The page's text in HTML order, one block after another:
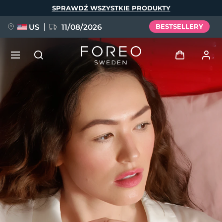
SPRAWDŹ WSZYSTKIE PRODUKTY
US 11/08/2026 BESTSELLERY
Zaloguj
Profil użytkownika
Moje urządzenia
Moje zamówienia
Moje adresy
Moje subskrypcje
FAQ™ Pure Beauty-Tech Elixir
BREAKING NEWS
issa™ Teeth Whitening Set
Język
English Deutsch
Español
Français
Português
Polski
Svenska
Русский
Türkçe
简体中文 繁體中文